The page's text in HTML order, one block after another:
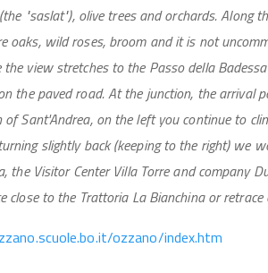
"saslat"), olive trees and orchards. Along
oaks, wild roses, broom and it is not
view stretches to the Passo della
the paved road. At the junction, the arrival
Sant'Andrea, on the left you continue to
slightly back (keeping to the right) we
the Visitor Center Villa Torre and company
to the Trattoria La Bianchina or
ozzano/index.htm